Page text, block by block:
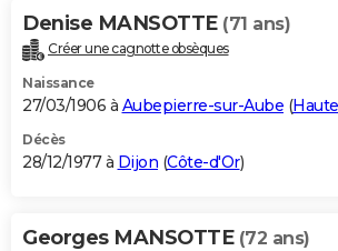
Denise MANSOTTE (71 ans)
Créer une cagnotte obsèques
Naissance
27/03/1906 à Aubepierre-sur-Aube (
Décès
28/12/1977 à Dijon (Côte-d'Or)
Georges MANSOTTE (72 ans)